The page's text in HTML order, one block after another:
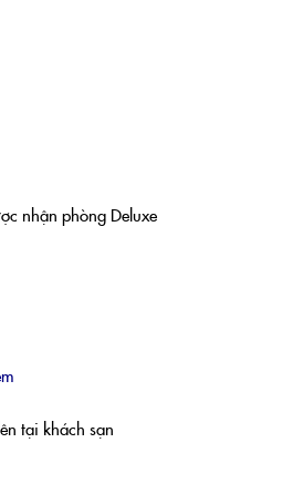
nhận phòng Deluxe
tại khách sạn